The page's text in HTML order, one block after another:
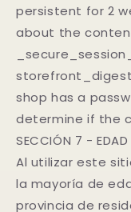
persistent for 2
about the
shop has a
determine if the
SECCIÓN 7 - EDAD
Al utilizar este
la mayoría de
provincia de